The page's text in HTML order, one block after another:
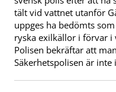
tält vid vattnet utanför
uppges ha bedömts
ryska exilkällor i förvar i
Polisen bekräftar att
Säkerhetspolisen är inte